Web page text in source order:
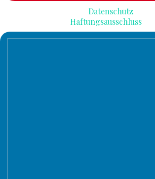
Datenschutz
Haftungsausschluss